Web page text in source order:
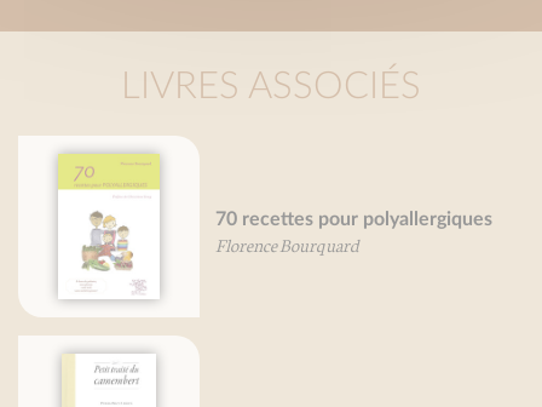
LIVRES ASSOCIÉS
70 recettes pour polyallergiques
Florence Bourquard